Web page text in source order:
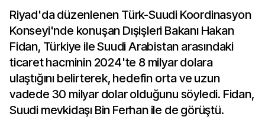
Riyad'da düzenlenen Türk-Suudi Koordinasyon
Konseyi'nde konuşan Dışişleri Bakanı Hakan
Fidan, Türkiye ile Suudi Arabistan arasındaki
ticaret hacminin 2024'te 8 milyar dolara
ulaştığını belirterek, hedefin orta ve uzun
vadede 30 milyar dolar olduğunu söyledi. Fidan,
Suudi mevkidaşı Bin Ferhan ile de görüştü.